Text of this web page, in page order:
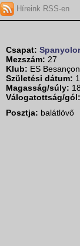
Híreink RSS-en
Csapat:
Mezszám: 27
Klub: ES
Születési dátum:
Magasság/súly:
Válogatottság/gól:
Posztja: balátlövő